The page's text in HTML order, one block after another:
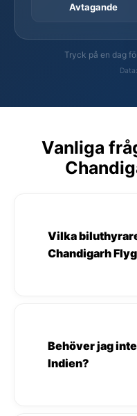
Avtagande
Tryck på en dag
Vanliga
Vilka
Chandigarh
Behöver jag
Indien?